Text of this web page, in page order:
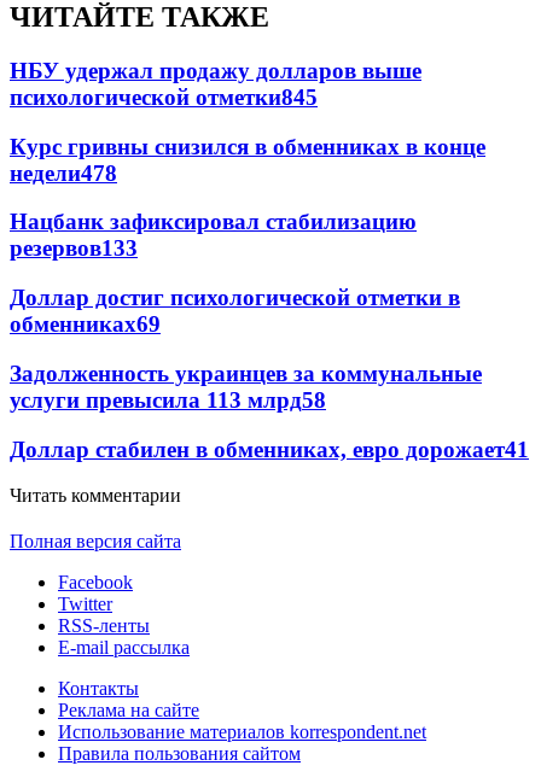
ЧИТАЙТЕ ТАКЖЕ
НБУ удержал продажу долларов выше
психологической отметки845
Курс гривны снизился в обменниках в конце
недели478
Нацбанк зафиксировал стабилизацию
резервов133
Доллар достиг психологической отметки в
обменниках69
Задолженность украинцев за коммунальные
услуги превысила 113 млрд58
Доллар стабилен в обменниках, евро дорожает41
Читать комментарии
Полная версия сайта
Facebook
Twitter
RSS-ленты
E-mail рассылка
Контакты
Реклама на сайте
Использование материалов korrespondent.net
Правила пользования сайтом